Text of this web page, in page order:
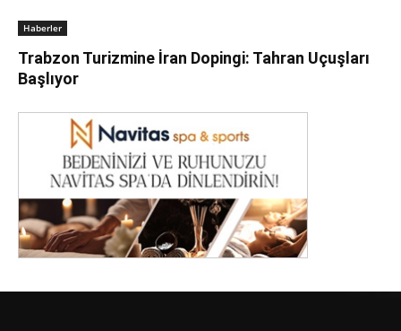
Haberler
Trabzon Turizmine İran Dopingi: Tahran Uçuşları
Başlıyor